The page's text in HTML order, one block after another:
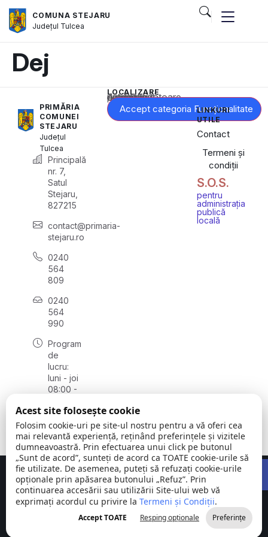
COMUNA STEJARU
Județul Tulcea
Dej
PRIMĂRIA
COMUNEI
STEJARU
Județul
Tulcea
Principală
nr. 7,
Satul
Stejaru,
827215
contact@primaria-
stejaru.ro
0240
564
809
0240
564
990
Program
de
lucru:
luni - joi
08:00 -
vineri
08:00 -
14:00
LOCALIZARE
Acest conținut este blocat până când acceptați categoria corespunzătoare de cookie-uri.
Accept categoria Funcționalitate
LINKURI
UTILE
Contact
Termeni și
condiții
S.O.S.
pentru
administrația
publică
locală
Comuna
Stejaru |
județul Tulcea
©
2026
Toate
drepturile
rezervate
Concept realizat deBig Media Relații Publice SRL
Acest site folosește cookie
Folosim cookie-uri pe site-ul nostru pentru a vă oferi cea
mai relevantă experiență, reținând preferințele și vizitele
dumneavoastră. Prin efectuarea unui click pe butonul
„Sunt de acord”, sunteți de acord ca TOATE cookie-urile să
fie utilizate. De asemenea, puteți să refuzați cookie-urile
opționale prin apăsarea butonului „Refuz”. Prin
continuarea accesării sau utilizării Site-ului web vă
exprimați acordul cu privire la Termeni și Condiții.
Accept TOATE Resping opționale Preferințe